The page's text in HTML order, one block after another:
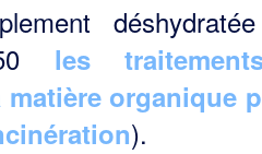
les
organique
).